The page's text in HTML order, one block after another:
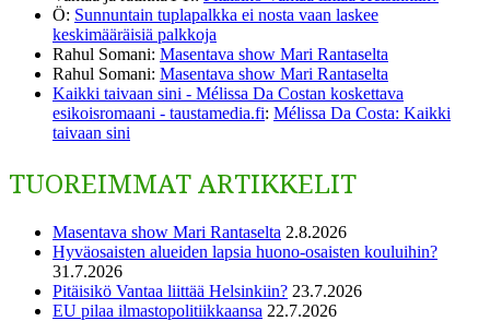
Ö: Sunnuntain tuplapalkka ei nosta vaan laskee
keskimääräisiä palkkoja
Rahul Somani: Masentava show Mari Rantaselta
Rahul Somani: Masentava show Mari Rantaselta
Kaikki taivaan sini - Mélissa Da Costan koskettava
esikoisromaani - taustamedia.fi: Mélissa Da Costa: Kaikki
taivaan sini
TUOREIMMAT ARTIKKELIT
Masentava show Mari Rantaselta 2.8.2026
Hyväosaisten alueiden lapsia huono-osaisten kouluihin?
31.7.2026
Pitäisikö Vantaa liittää Helsinkiin? 23.7.2026
EU pilaa ilmastopolitiikkaansa 22.7.2026